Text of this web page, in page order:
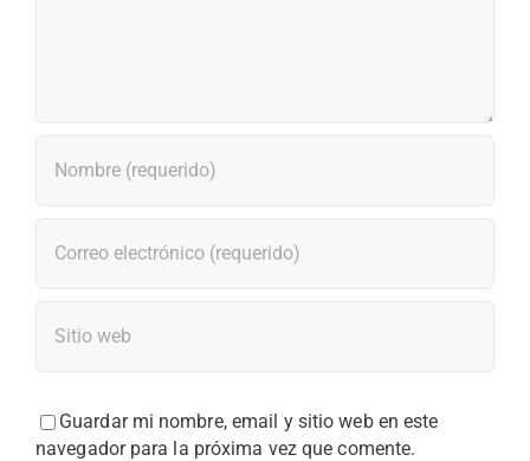
Guardar mi nombre, email y sitio web en este
navegador para la próxima vez que comente.